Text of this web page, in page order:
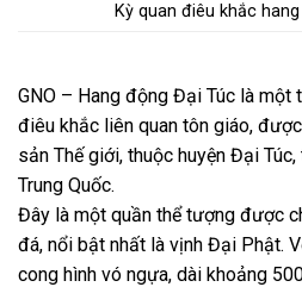
Kỳ quan điêu khắc
GNO – Hang động Đại Túc là một
điêu khắc liên quan tôn giáo,
sản Thế giới, thuộc huyện Đại Túc,
Trung Quốc.
Đây là một quần thể tượng được
đá, nổi bật nhất là vịnh Đại Phật.
cong hình vó ngựa, dài khoảng